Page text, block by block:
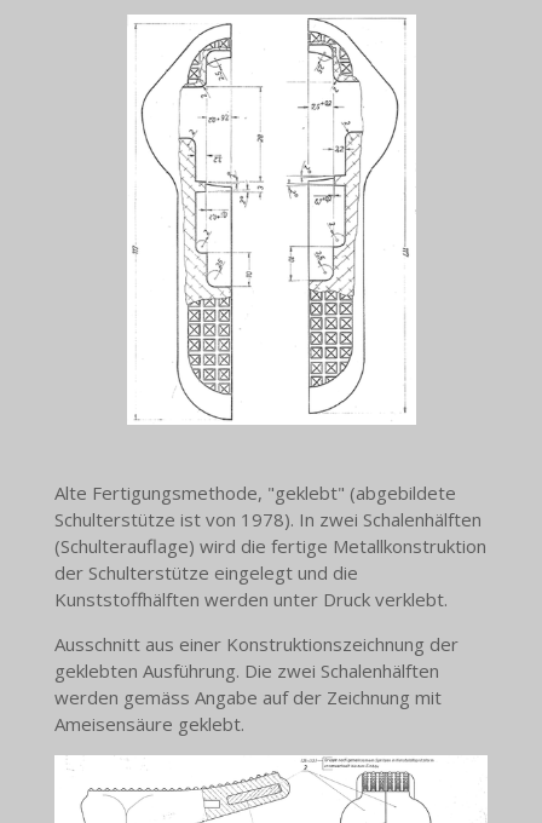
Alte Fertigungsmethode, "geklebt" (abgebildete
Schulterstütze ist von 1978). In zwei Schalenhälften
(Schulterauflage) wird die fertige Metallkonstruktion
der Schulterstütze eingelegt und die
Kunststoffhälften werden unter Druck verklebt.
Ausschnitt aus einer Konstruktionszeichnung der
geklebten Ausführung. Die zwei Schalenhälften
werden gemäss Angabe auf der Zeichnung mit
Ameisensäure geklebt.